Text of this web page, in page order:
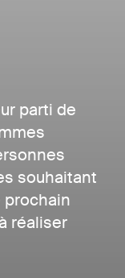
parti de
souhaitant
prochain
réaliser